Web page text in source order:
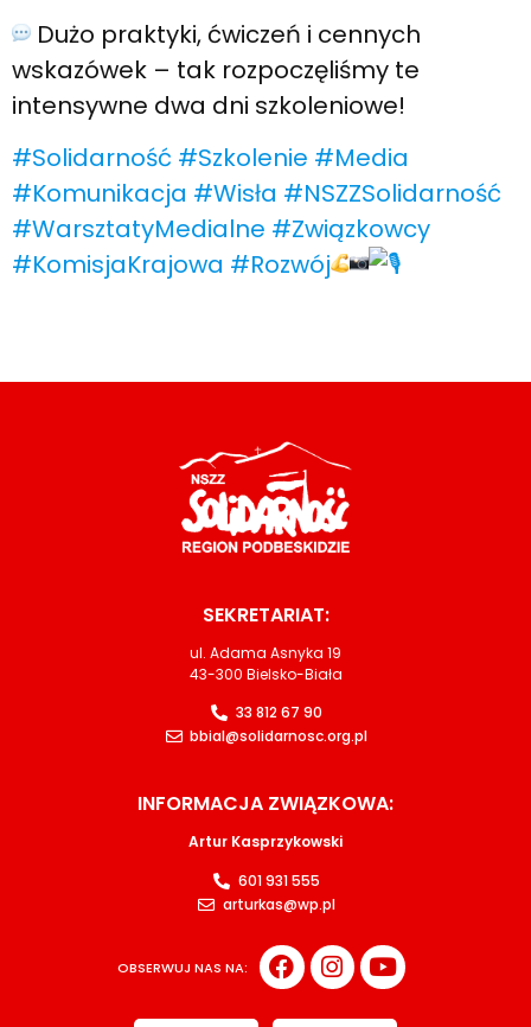
Dużo praktyki, ćwiczeń i cennych
wskazówek – tak rozpoczęliśmy te
intensywne dwa dni szkoleniowe!
#Solidarność #Szkolenie #Media
#Komunikacja #Wisła #NSZZSolidarność
#WarsztatyMedialne #Związkowcy
#KomisjaKrajowa #Rozwój
SEKRETARIAT:
ul. Adama Asnyka 19
43-300 Bielsko-Biała
33 812 67 90
bbial@solidarnosc.org.pl
INFORMACJA ZWIĄZKOWA:
Artur Kasprzykowski
601 931 555
arturkas@wp.pl
OBSERWUJ NAS NA: